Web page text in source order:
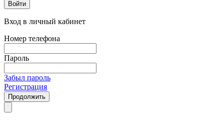
Войти
Вход в личный кабинет
Номер телефона
Пароль
Забыл пароль
Регистрация
Продолжить